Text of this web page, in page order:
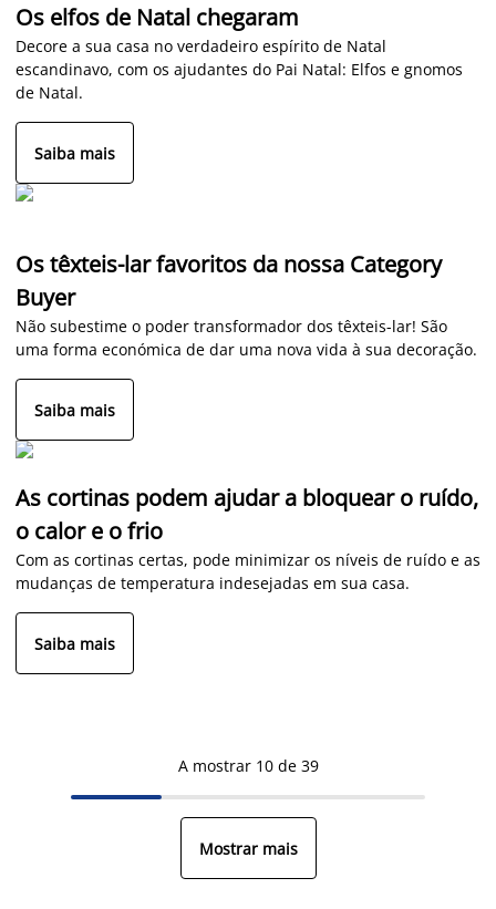
Os elfos de Natal chegaram
Decore a sua casa no verdadeiro espírito de Natal
escandinavo, com os ajudantes do Pai Natal: Elfos e gnomos
de Natal.
Saiba mais
Os têxteis-lar favoritos da nossa Category
Buyer
Não subestime o poder transformador dos têxteis-lar! São
uma forma económica de dar uma nova vida à sua decoração.
Saiba mais
As cortinas podem ajudar a bloquear o ruído,
o calor e o frio
Com as cortinas certas, pode minimizar os níveis de ruído e as
mudanças de temperatura indesejadas em sua casa.
Saiba mais
A mostrar 10 de 39
Mostrar mais